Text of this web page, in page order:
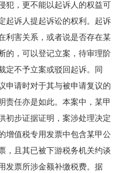
犯，更不能以起诉人的权益可
起诉人提起诉讼的权利。起诉
利害关系，或者说是否存在某
的，可以登记立案，待审理阶
定不予立案或驳回起诉。同
申请时对于其与被申请复议的
责任亦是如此。本案中，某甲
初步证据证明，案涉处理决定
增值税专用发票中包含某甲公
，且其已被下游税务机关约谈
发票所涉金额补缴税费。据